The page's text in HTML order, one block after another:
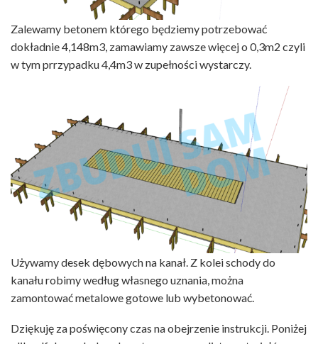
Zalewamy betonem którego będziemy potrzebować
dokładnie 4,148m3, zamawiamy zawsze więcej o 0,3m2 czyli
w tym prrzypadku 4,4m3 w zupełności wystarczy.
Używamy desek dębowych na kanał. Z kolei schody do
kanału robimy według własnego uznania, można
zamontować metalowe gotowe lub wybetonować.
Dziękuję za poświęcony czas na obejrzenie instrukcji. Poniżej